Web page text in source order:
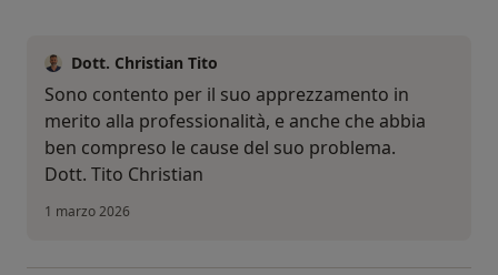
Dott. Christian Tito
Sono contento per il suo apprezzamento in
merito alla professionalità, e anche che abbia
ben compreso le cause del suo problema.
Dott. Tito Christian
1 marzo 2026